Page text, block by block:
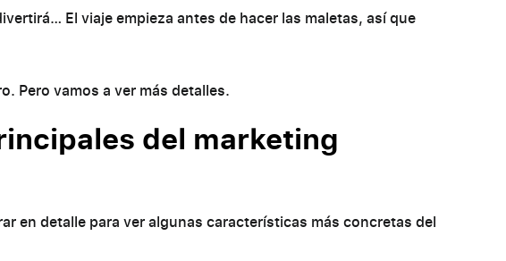
El viaje empieza antes de hacer las maletas, así que
Pero vamos a ver más detalles.
del marketing
en detalle para ver algunas características más concretas del